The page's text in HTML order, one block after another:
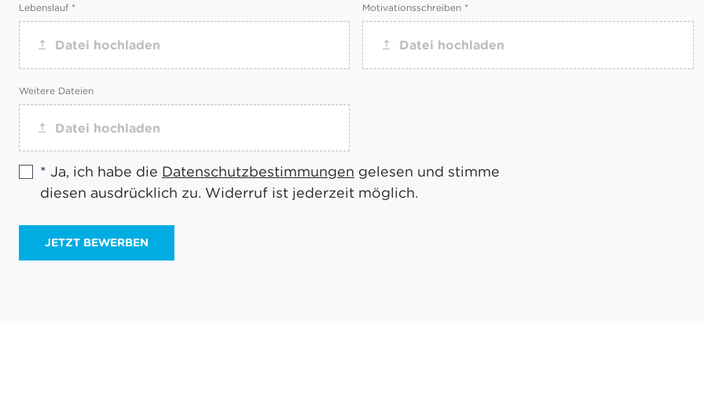
Lebenslauf *
Datei hochladen
Motivationsschreiben *
Datei hochladen
Weitere Dateien
Datei hochladen
* Ja, ich habe die Datenschutzbestimmungen gelesen und stimme
diesen ausdrücklich zu. Widerruf ist jederzeit möglich.
JETZT BEWERBEN